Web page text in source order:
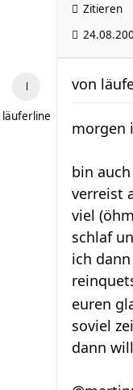
Zitieren
läuferline
von
morgen
bin
verreist
viel
schlaf
ich
euren
soviel
dann